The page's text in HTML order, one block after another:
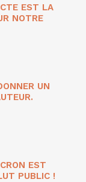
EST LA
NOTRE
UN
EST
PUBLIC !